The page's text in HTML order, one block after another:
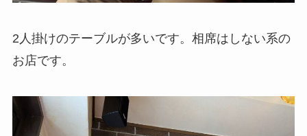
2人掛けのテーブルが多いです。相席はしない系の
お店です。